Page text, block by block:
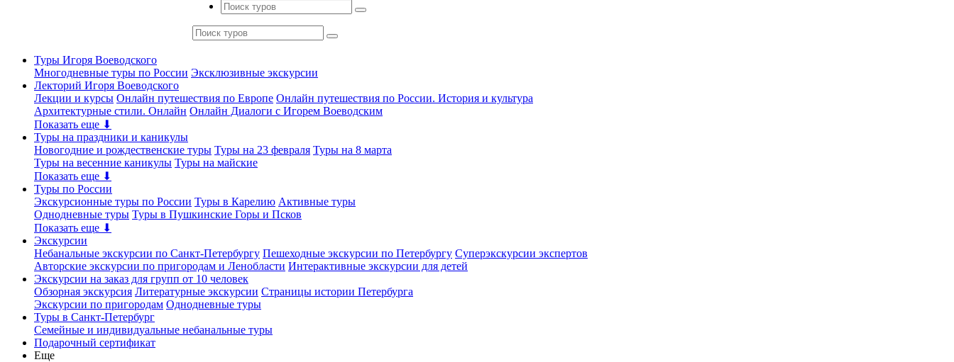
Туры Игоря Воеводского
Многодневные туры по России Эксклюзивные экскурсии
Лекторий Игоря Воеводского
Лекции и курсы Онлайн путешествия по Европе Онлайн путешествия по России. История и культура
Архитектурные стили. Онлайн Онлайн Диалоги с Игорем Воеводским
Показать еще ⬇
Туры на праздники и каникулы
Новогодние и рождественские туры Туры на 23 февраля Туры на 8 марта
Туры на весенние каникулы Туры на майские
Показать еще ⬇
Туры по России
Экскурсионные туры по России Туры в Карелию Активные туры
Однодневные туры Туры в Пушкинские Горы и Псков
Показать еще ⬇
Экскурсии
Небанальные экскурсии по Санкт-Петербургу Пешеходные экскурсии по Петербургу Суперэкскурсии экспертов
Авторские экскурсии по пригородам и Ленобласти Интерактивные экскурсии для детей
Экскурсии на заказ для групп от 10 человек
Обзорная экскурсия Литературные экскурсии Страницы истории Петербурга
Экскурсии по пригородам Однодневные туры
Туры в Санкт-Петербург
Семейные и индивидуальные небанальные туры
Подарочный сертификат
Еще